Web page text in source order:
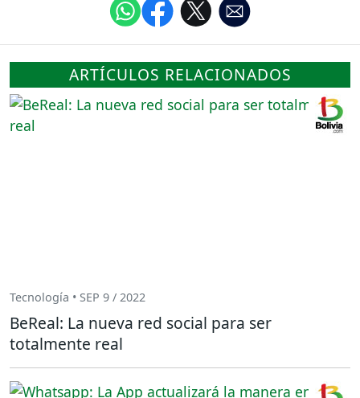
ARTÍCULOS RELACIONADOS
Tecnología • SEP 9 / 2022
BeReal: La nueva red social para ser
totalmente real